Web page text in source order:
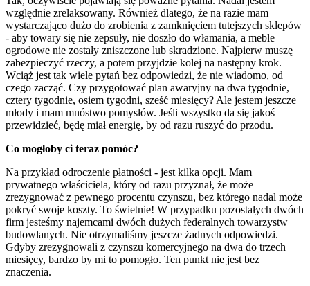
względnie zrelaksowany. Również dlatego, że na razie mam
wystarczająco dużo do zrobienia z zamknięciem tutejszych sklepów
- aby towary się nie zepsuły, nie doszło do włamania, a meble
ogrodowe nie zostały zniszczone lub skradzione. Najpierw muszę
zabezpieczyć rzeczy, a potem przyjdzie kolej na następny krok.
Wciąż jest tak wiele pytań bez odpowiedzi, że nie wiadomo, od
czego zacząć. Czy przygotować plan awaryjny na dwa tygodnie,
cztery tygodnie, osiem tygodni, sześć miesięcy? Ale jestem jeszcze
młody i mam mnóstwo pomysłów. Jeśli wszystko da się jakoś
przewidzieć, będę miał energię, by od razu ruszyć do przodu.
Co mogłoby ci teraz pomóc?
Na przykład odroczenie płatności - jest kilka opcji. Mam
prywatnego właściciela, który od razu przyznał, że może
zrezygnować z pewnego procentu czynszu, bez którego nadal może
pokryć swoje koszty. To świetnie! W przypadku pozostałych dwóch
firm jesteśmy najemcami dwóch dużych federalnych towarzystw
budowlanych. Nie otrzymaliśmy jeszcze żadnych odpowiedzi.
Gdyby zrezygnowali z czynszu komercyjnego na dwa do trzech
miesięcy, bardzo by mi to pomogło. Ten punkt nie jest bez
znaczenia.